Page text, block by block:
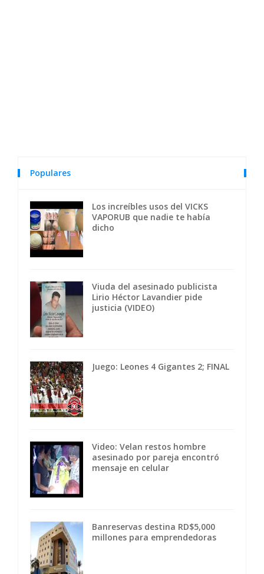
Populares
Los increíbles usos del VICKS
VAPORUB que nadie te había
dicho
Viuda del asesinado publicista
Lirio Héctor Lavandier pide
justicia (VIDEO)
Juego: Leones 4 Gigantes 2; FINAL
Video: Velan restos hombre
asesinado por pareja encontró
mensaje en celular
Banreservas destina RD$5,000
millones para emprendedoras